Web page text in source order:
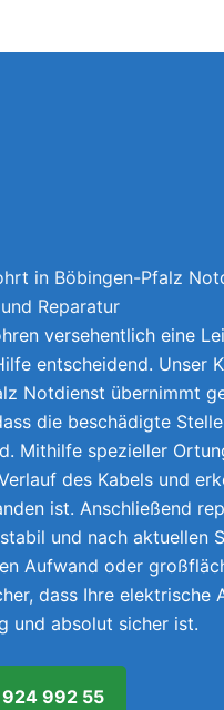
in Böbingen-Pfalz
Reparatur
versehentlich eine
entscheidend. Unser
Notdienst übernimmt
die beschädigte
Mithilfe spezieller
des Kabels und
ist. Anschließend
und nach aktuellen
Aufwand oder
dass Ihre elektrische
und absolut sicher ist.
992 55